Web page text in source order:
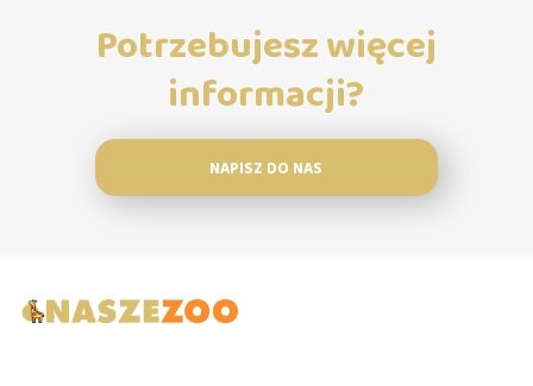
Potrzebujesz więcej
informacji?
NAPISZ DO NAS